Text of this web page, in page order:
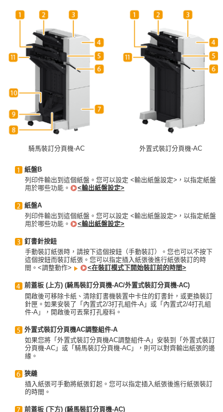
騎馬裝訂分頁機-AC 外置式裝訂分頁機-AC
紙盤B
列印件輸出到這個紙盤。您可以設定 <輸出紙盤設定>，以指定紙盤
用於哪些功能。
<輸出紙盤設定>
紙盤A
列印件輸出到這個紙盤。您可以設定 <輸出紙盤設定>，以指定紙盤
用於哪些功能。
<輸出紙盤設定>
釘書針按鈕
手動裝訂紙張時，請按下這個按鈕（手動裝訂）。您也可以不按下
這個按鈕而裝訂紙張。您可以指定插入紙張後進行紙張裝訂的時
間。<調整動作>
<在裝訂模式下開始裝訂前的時間>
前蓋板 (上方) (騎馬裝訂分頁機-AC/外置式裝訂分頁機-AC)
開啟後可移除卡紙、清除釘書機裝置中卡住的釘書針，或更換裝訂
針匣。如果安裝了「內置式2/3打孔組件-A」或「內置式2/4打孔組
件-A」，開啟後可丟棄打孔廢料。
外置式裝訂分頁機AC調整組件-A
如果您將「外置式裝訂分頁機AC調整組件-A」安裝到「外置式裝訂
分頁機-AC」或「騎馬裝訂分頁機-AC」，則可以對齊輸出紙張的邊
緣。
狹縫
插入紙張可手動將紙張釘起。您可以指定插入紙張後進行紙張裝訂
的時間。
前蓋板 (下方) (騎馬裝訂分頁機-AC)